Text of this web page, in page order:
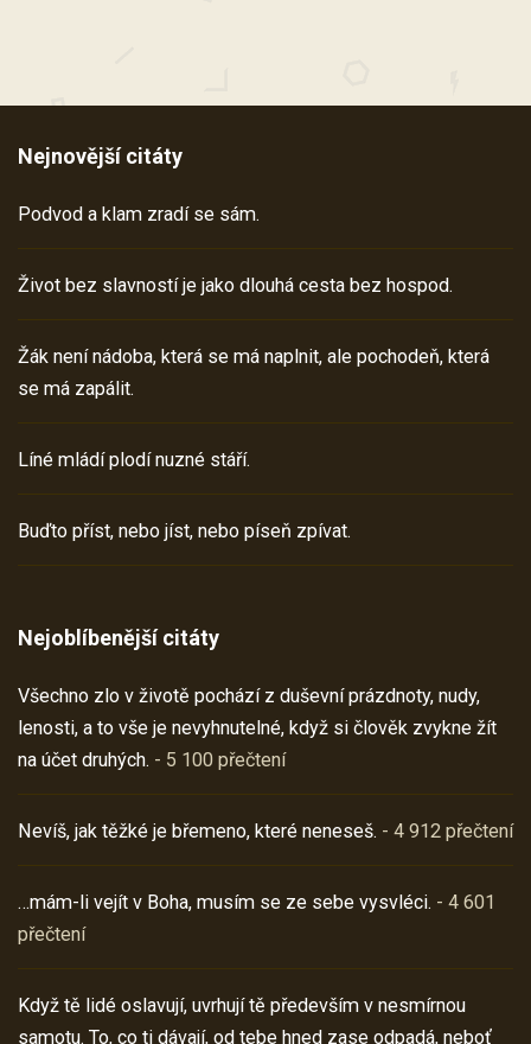
Nejnovější citáty
Podvod a klam zradí se sám.
Život bez slavností je jako dlouhá cesta bez hospod.
Žák není nádoba, která se má naplnit, ale pochodeň, která
se má zapálit.
Líné mládí plodí nuzné stáří.
Buďto příst, nebo jíst, nebo píseň zpívat.
Nejoblíbenější citáty
Všechno zlo v životě pochází z duševní prázdnoty, nudy,
lenosti, a to vše je nevyhnutelné, když si člověk zvykne žít
na účet druhých. - 5 100 přečtení
Nevíš, jak těžké je břemeno, které neneseš. - 4 912 přečtení
…mám-li vejít v Boha, musím se ze sebe vysvléci. - 4 601
přečtení
Když tě lidé oslavují, uvrhují tě především v nesmírnou
samotu. To, co ti dávají, od tebe hned zase odpadá, neboť